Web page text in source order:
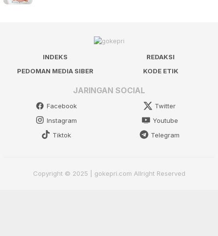
INDEKS
REDAKSI
PEDOMAN MEDIA SIBER
KODE ETIK
JARINGAN SOCIAL
Facebook
Twitter
Instagram
Youtube
Tiktok
Telegram
Copyright © 2025 | gokepri.com Allright Reserved